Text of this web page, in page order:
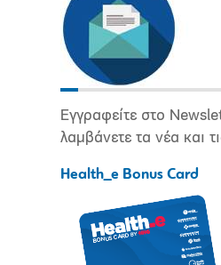
Εγγραφείτε στο
λαμβάνετε τα νέα και
Health_e Bonus Card